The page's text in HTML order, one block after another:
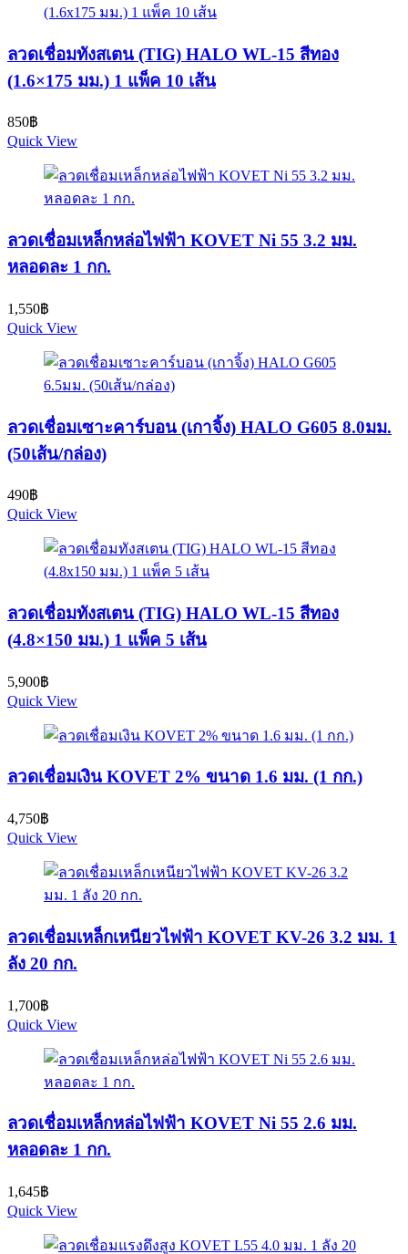
ลวดเชื่อมทังสเตน (TIG) HALO WL-15 สีทอง
(1.6×175 มม.) 1 แพ็ค 10 เส้น
850฿
Quick View
ลวดเชื่อมเหล็กหล่อไฟฟ้า KOVET Ni 55 3.2 มม.
หลอดละ 1 กก.
1,550฿
Quick View
ลวดเชื่อมเซาะคาร์บอน (เกาจิ้ง) HALO G605 8.0มม.
(50เส้น/กล่อง)
490฿
Quick View
ลวดเชื่อมทังสเตน (TIG) HALO WL-15 สีทอง
(4.8×150 มม.) 1 แพ็ค 5 เส้น
5,900฿
Quick View
ลวดเชื่อมเงิน KOVET 2% ขนาด 1.6 มม. (1 กก.)
4,750฿
Quick View
ลวดเชื่อมเหล็กเหนียวไฟฟ้า KOVET KV-26 3.2 มม. 1
ลัง 20 กก.
1,700฿
Quick View
ลวดเชื่อมเหล็กหล่อไฟฟ้า KOVET Ni 55 2.6 มม.
หลอดละ 1 กก.
1,645฿
Quick View